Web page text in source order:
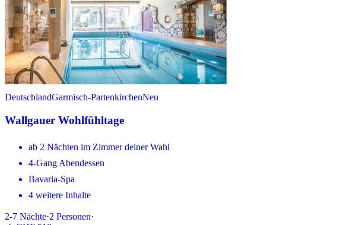
DeutschlandGarmisch-PartenkirchenNeu
Wallgauer Wohlfühltage
ab 2 Nächten im Zimmer deiner Wahl
4-Gang Abendessen
Bavaria-Spa
4 weitere Inhalte
2-7 Nächte·2 Personen·